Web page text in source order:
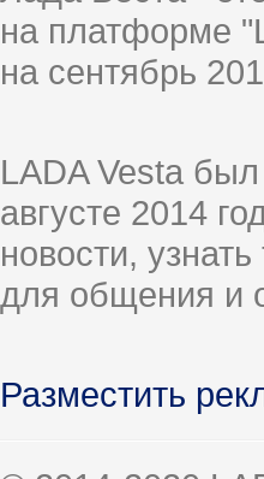
на платформе
на сентябрь
LADA Vesta
августе 2014
новости,
для общения и
Разместить